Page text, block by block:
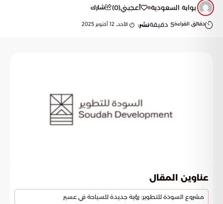
بوابة السعودية أعجبني(
0
) شارك
دقائق القراءة5 دقيقةنشر: الأحد, 12 أكتوبر 2025
عناوين المقال
مشروع السودة للتطوير: رؤية جديدة للسياحة في عسير